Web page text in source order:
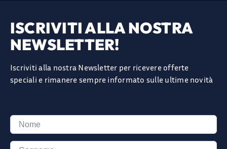
ISCRIVITI ALLA NOSTRA
NEWSLETTER!
Iscriviti alla nostra Newsletter per ricevere offerte
speciali e rimanere sempre informato sulle ultime novità